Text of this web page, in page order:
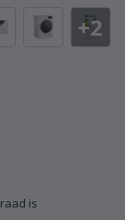
+2
is